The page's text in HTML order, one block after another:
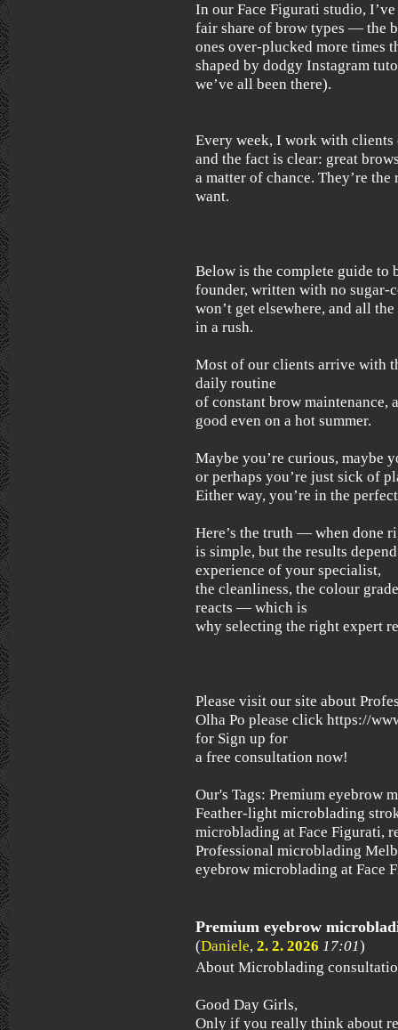
In our Face Figurati studio,
fair share of brow types — the
ones over-plucked more times
shaped by dodgy Instagram
we’ve all been there).
Every week, I work with clients
and the fact is clear: great
a matter of chance. They’re
want.
Below is the complete guide to
founder, written with no sugar-
won’t get elsewhere, and all
in a rush.
Most of our clients arrive with
daily routine
of constant brow
good even on a hot summer.
Maybe you’re curious, maybe
or perhaps you’re just sick of
Either way, you’re in the
Here’s the truth — when done
is simple, but the results
experience of your specialist,
the cleanliness, the colour
reacts — which is
why selecting the right expert
Please visit our site about
Olha Po please click https://
for Sign up for
a free consultation now!
Our's Tags: Premium eyebrow
Feather-light microblading
microblading at Face Figurati,
Professional microblading
eyebrow microblading at Face
Premium eyebrow
(Daniele, 2. 2. 2026 17:01)
About Microblading
Good Day Girls,
Only if you really think about